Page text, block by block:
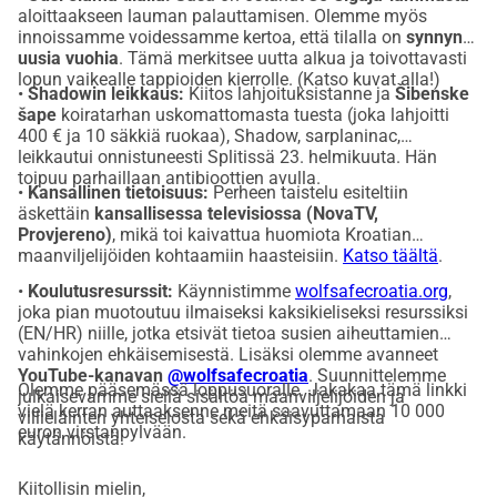
maallaan.
Kiitos, että käytit aikaa lukemiseen ja kaikesta tuesta, jota
päätät antaa.
LinkedIn: https://www.linkedin.com/in/tomiskarica/
Instagram: https://www.instagram.com/tomiskarica/
aloittaakseen lauman palauttamisen. Olemme myös
innoissamme voidessamme kertoa, että tilalla on synnynyt
uusia vuohia. Tämä merkitsee uutta alkua ja toivottavasti
lopun vaikealle tappioiden kierrolle. (Katso kuvat alla!)
• Shadowin leikkaus: Kiitos lahjoituksistanne ja Šibenske
šape koiratarhan uskomattomasta tuesta (joka lahjoitti
400 € ja 10 säkkiä ruokaa), Shadow, sarplaninac,
leikkautui onnistuneesti Splitissä 23. helmikuuta. Hän
toipuu parhaillaan antibioottien avulla.
• Kansallinen tietoisuus: Perheen taistelu esiteltiin
äskettäin kansallisessa televisiossa (NovaTV,
Provjereno), mikä toi kaivattua huomiota Kroatian
maanviljelijöiden kohtaamiin haasteisiin. Katso täältä.
• Koulutusresurssit: Käynnistimme wolfsafecroatia.org,
joka pian muotoutuu ilmaiseksi kaksikieliseksi resurssiksi
(EN/HR) niille, jotka etsivät tietoa susien aiheuttamien
vahinkojen ehkäisemisestä. Lisäksi olemme avanneet
YouTube-kanavan @wolfsafecroatia. Suunnittelemme
julkaisevamme siellä sisältöä maanviljelijöiden ja
villieläinten yhteiselosta sekä ehkäisyparhaista
käytännöistä.
Olemme pääsemässä loppusuoralle. Jakakaa tämä linkki
vielä kerran auttaaksenne meitä saavuttamaan 10 000
euron virstanpylvään.
Kiitollisin mielin,